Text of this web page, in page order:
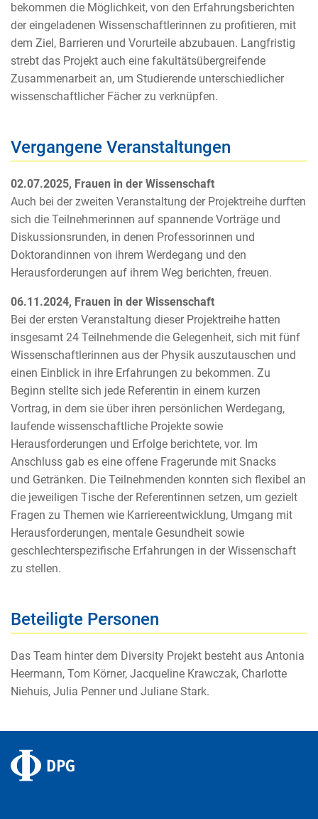
bekommen die Möglichkeit, von den Erfahrungsberichten
der eingeladenen Wissenschaftlerinnen zu profitieren, mit
dem Ziel, Barrieren und Vorurteile abzubauen. Langfristig
strebt das Projekt auch eine fakultätsübergreifende
Zusammenarbeit an, um Studierende unterschiedlicher
wissenschaftlicher Fächer zu verknüpfen.
Vergangene Veranstaltungen
02.07.2025, Frauen in der Wissenschaft
Auch bei der zweiten Veranstaltung der Projektreihe durften
sich die Teilnehmerinnen auf spannende Vorträge und
Diskussionsrunden, in denen Professorinnen und
Doktorandinnen von ihrem Werdegang und den
Herausforderungen auf ihrem Weg berichten, freuen.
06.11.2024, Frauen in der Wissenschaft
Bei der ersten Veranstaltung dieser Projektreihe hatten
insgesamt 24 Teilnehmende die Gelegenheit, sich mit fünf
Wissenschaftlerinnen aus der Physik auszutauschen und
einen Einblick in ihre Erfahrungen zu bekommen. Zu
Beginn stellte sich jede Referentin in einem kurzen
Vortrag, in dem sie über ihren persönlichen Werdegang,
laufende wissenschaftliche Projekte sowie
Herausforderungen und Erfolge berichtete, vor. Im
Anschluss gab es eine offene Fragerunde mit Snacks
und Getränken. Die Teilnehmenden konnten sich flexibel an
die jeweiligen Tische der Referentinnen setzen, um gezielt
Fragen zu Themen wie Karriereentwicklung, Umgang mit
Herausforderungen, mentale Gesundheit sowie
geschlechterspezifische Erfahrungen in der Wissenschaft
zu stellen.
Beteiligte Personen
Das Team hinter dem Diversity Projekt besteht aus Antonia
Heermann, Tom Körner, Jacqueline Krawczak, Charlotte
Niehuis, Julia Penner und Juliane Stark.